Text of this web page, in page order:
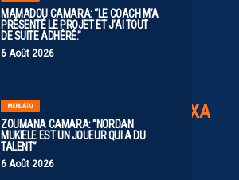
MAMADOU CAMARA: “LE COACH M’A
PRÉSENTÉ LE PROJET ET J’AI TOUT
DE SUITE ADHÉRÉ.”
6 Août 2026
MERCATO
ZOUMANA CAMARA: “NORDAN
MUKIELE EST UN JOUEUR QUI A DU
TALENT”
6 Août 2026
𝑐𝑒 𝑚𝑒𝑟𝑐𝑟𝑒𝑑𝑖 𝑚𝑎𝑡𝑖𝑛
8PLP2JRCXA